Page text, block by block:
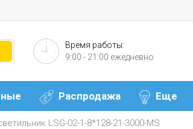
Время работы:
9:00 - 21:00 ежедневно
Распродажа Еще
LSG-02-1-8*128-21-3000-MS